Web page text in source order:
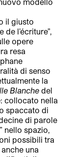
il giusto
de l’écriture”,
opere
resa
di senso
la
Blanche del
collocato nella
spaccato di
di parole
nello spazio,
possibili tra
una